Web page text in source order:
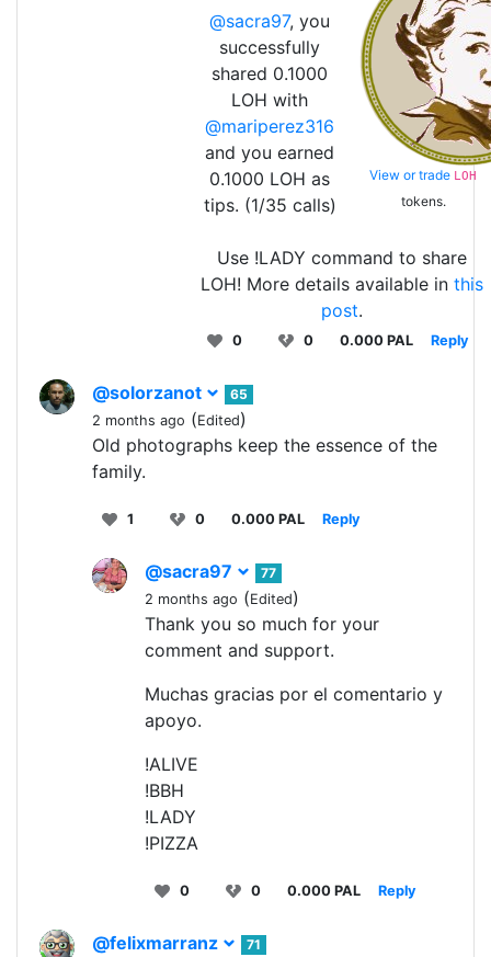
View or trade LOH
tokens.
@sacra97, you
successfully
shared 0.1000
LOH with
@mariperez316
and you earned
0.1000 LOH as
tips. (1/35 calls)
Use !LADY command to share
LOH! More details available in this
post.
0 0 0.000 PAL Reply
@solorzanot
65
2 months ago (Edited)
Old photographs keep the essence of the
family.
1 0 0.000 PAL Reply
@sacra97
77
2 months ago (Edited)
Thank you so much for your
comment and support.
Muchas gracias por el comentario y
apoyo.
!ALIVE
!BBH
!LADY
!PIZZA
0 0 0.000 PAL Reply
@felixmarranz
71